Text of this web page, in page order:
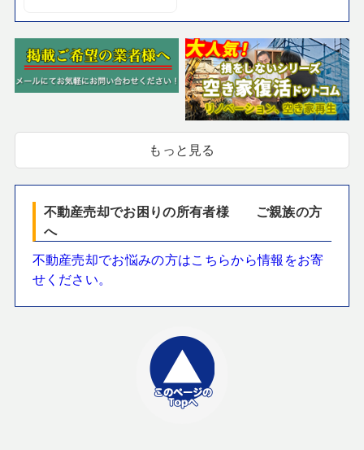
もっと見る
不動産売却でお困りの所有者様 ご親族の方
へ
不動産売却でお悩みの方はこちらから情報をお寄
せください。